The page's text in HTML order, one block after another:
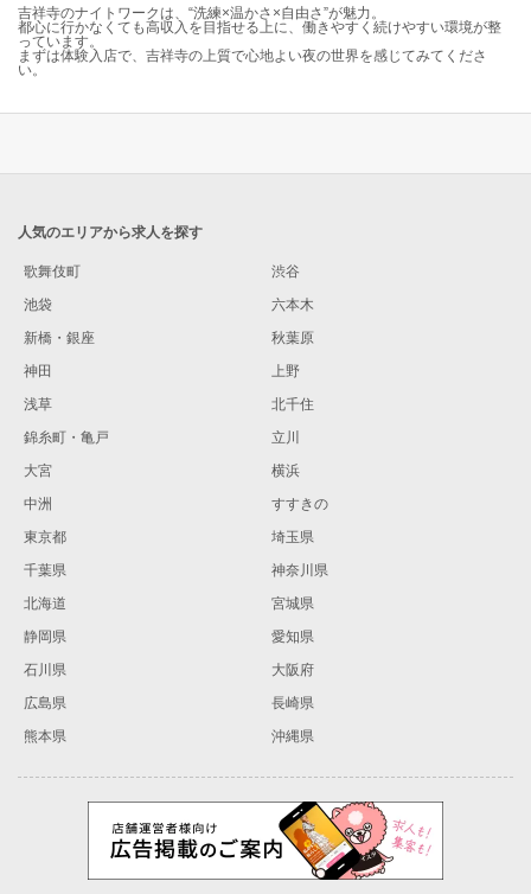
吉祥寺のナイトワークは、“洗練×温かさ×自由さ”が魅力。
都心に行かなくても高収入を目指せる上に、働きやすく続けやすい環境が整
っています。
まずは体験入店で、吉祥寺の上質で心地よい夜の世界を感じてみてくださ
い。
人気のエリアから求人を探す
歌舞伎町
渋谷
池袋
六本木
新橋・銀座
秋葉原
神田
上野
浅草
北千住
錦糸町・亀戸
立川
大宮
横浜
中洲
すすきの
東京都
埼玉県
千葉県
神奈川県
北海道
宮城県
静岡県
愛知県
石川県
大阪府
広島県
長崎県
熊本県
沖縄県